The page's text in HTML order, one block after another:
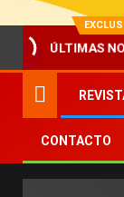
ÚLTIMAS
León XIV invita
CONTACTO